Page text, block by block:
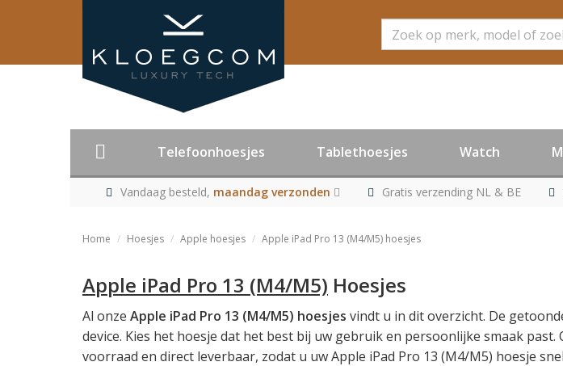
Zoeken
Telefoonhoesjes Tablethoesjes Watch
Vandaag besteld, maandag verzonden Gratis verzending NL & BE
Home Hoesjes Apple hoesjes Apple iPad Pro 13 (M4/M5) hoesjes
Apple iPad Pro 13 (M4/M5) Hoesjes
Al onze Apple iPad Pro 13 (M4/M5) hoesjes vindt u in dit overzicht. De
device. Kies het hoesje dat het best bij uw gebruik en persoonlijke smaak
voorraad en direct leverbaar, zodat u uw Apple iPad Pro 13 (M4/M5) hoesje